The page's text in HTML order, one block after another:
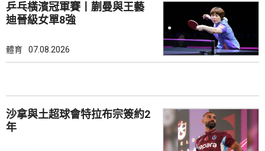
乒乓橫濱冠軍賽丨蒯曼與王藝
迪晉級女單8強
體育 07.08.2026
沙拿與土超球會特拉布宗簽約2
年